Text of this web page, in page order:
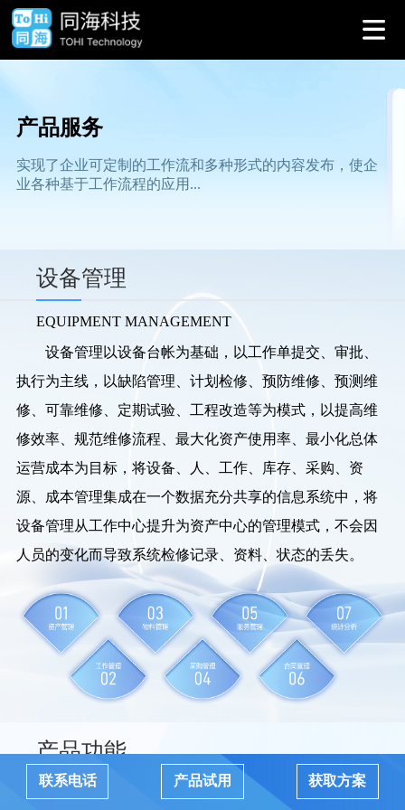
产品服务
实现了企业可定制的工作流和多种形式的内容发布，使企
业各种基于工作流程的应用...
设备管理
EQUIPMENT MANAGEMENT
设备管理以设备台帐为基础，以工作单提交、审批、
执行为主线，以缺陷管理、计划检修、预防维修、预测维
修、可靠维修、定期试验、工程改造等为模式，以提高维
修效率、规范维修流程、最大化资产使用率、最小化总体
运营成本为目标，将设备、人、工作、库存、采购、资
源、成本管理集成在一个数据充分共享的信息系统中，将
设备管理从工作中心提升为资产中心的管理模式，不会因
人员的变化而导致系统检修记录、资料、状态的丢失。
产品功能
联系电话 产品试用 获取方案